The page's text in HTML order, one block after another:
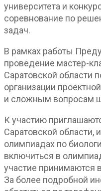
университета и
соревнование по
задач.
В рамках работы
проведение мастер-
Саратовской области
организации
и сложным вопросам
К участию
Саратовской
олимпиадах по
включиться в
участие принимаются
За более подробной